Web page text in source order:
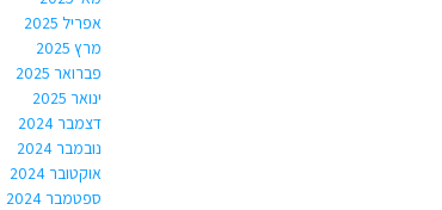
אפריל 2025
מרץ 2025
פברואר 2025
ינואר 2025
דצמבר 2024
נובמבר 2024
אוקטובר 2024
ספטמבר 2024